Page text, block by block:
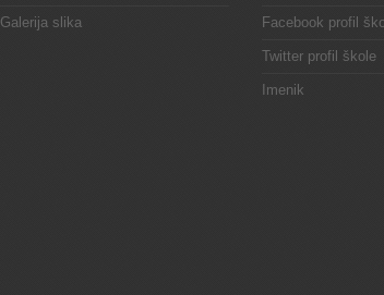
Galerija slika Facebook profil
Twitter profil škole
Imenik